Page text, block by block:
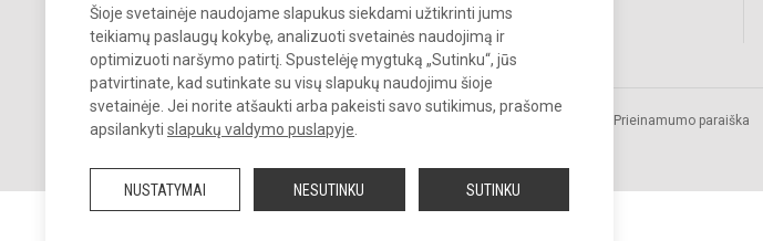
Šioje svetainėje naudojame slapukus siekdami užtikrinti jums
teikiamų paslaugų kokybę, analizuoti svetainės naudojimą ir
optimizuoti naršymo patirtį. Spustelėję mygtuką „Sutinku“, jūs
patvirtinate, kad sutinkate su visų slapukų naudojimu šioje
svetainėje. Jei norite atšaukti arba pakeisti savo sutikimus, prašome
apsilankyti slapukų valdymo puslapyje
NUSTATYMAI NESUTINKU SUTINKU
© 2024. Naujosios Akmenės Ramučių gimnazija. Visos teisės saugomos.
Kopijuoti turinį be raštiško įstaigos administracijos sutikimo griežtai
Prieinamumo paraiška